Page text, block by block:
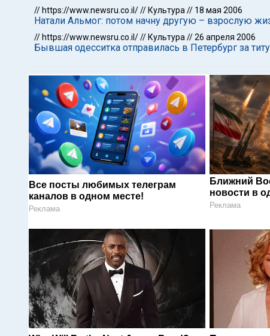
// https://www.newsru.co.il/// Культура // 18 мая 2006
Натали Альмог: потом начну другую – взрослую
// https://www.newsru.co.il/// Культура //26 апреля 2006
Бывшая одесситка отправилась в Петербург за
Все посты любимых телеграм
каналов в одном месте!
Реклама
Ближний
новости в
Реклама